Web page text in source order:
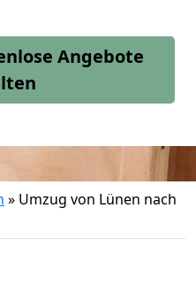
Angebote
» Umzug von Lünen nach